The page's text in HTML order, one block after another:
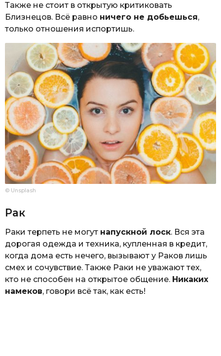
Также не стоит в открытую критиковать
Близнецов. Всё равно ничего не добьешься,
только отношения испортишь.
© Unsplash
Рак
Раки терпеть не могут напускной лоск. Вся эта
дорогая одежда и техника, купленная в кредит,
когда дома есть нечего, вызывают у Раков лишь
смех и сочувствие. Также Раки не уважают тех,
кто не способен на открытое общение. Никаких
намеков, говори всё так, как есть!